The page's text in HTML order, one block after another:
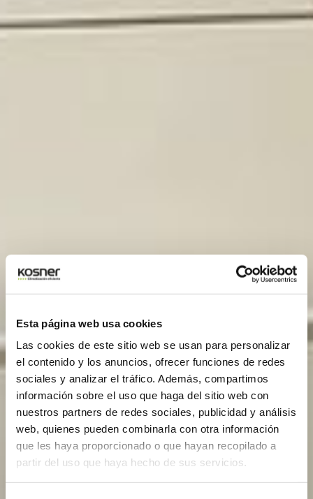
Esta página web usa cookies
Las cookies de este sitio web se usan para personalizar
el contenido y los anuncios, ofrecer funciones de redes
sociales y analizar el tráfico. Además, compartimos
información sobre el uso que haga del sitio web con
nuestros partners de redes sociales, publicidad y análisis
web, quienes pueden combinarla con otra información
que les haya proporcionado o que hayan recopilado a
partir del uso que haya hecho de sus servicios.